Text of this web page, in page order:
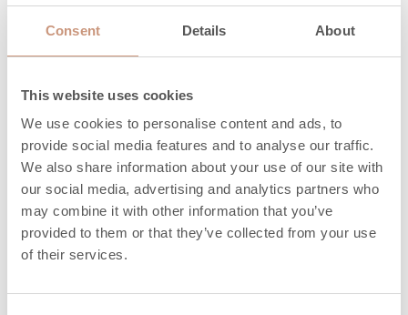
Consent Details About
This website uses cookies
We use cookies to personalise content and ads, to
provide social media features and to analyse our traffic.
We also share information about your use of our site with
our social media, advertising and analytics partners who
may combine it with other information that you’ve
provided to them or that they’ve collected from your use
of their services.